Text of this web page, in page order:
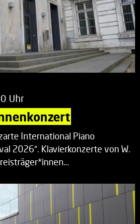
Uhr
International Piano
2026“. Klavierkonzerte von W.